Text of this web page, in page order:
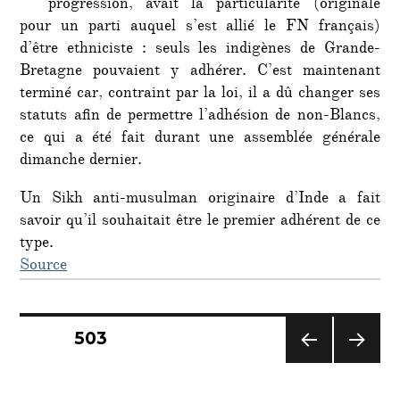
progression, avait la particularité (originale
pour un parti auquel s’est allié le FN français)
d’être ethniciste : seuls les indigènes de Grande-
Bretagne pouvaient y adhérer. C’est maintenant
terminé car, contraint par la loi, il a dû changer ses
statuts afin de permettre l’adhésion de non-Blancs,
ce qui a été fait durant une assemblée générale
dimanche dernier.
Un Sikh anti-musulman originaire d’Inde a fait
savoir qu’il souhaitait être le premier adhérent de ce
type.
Source
Navigation
PAGE503